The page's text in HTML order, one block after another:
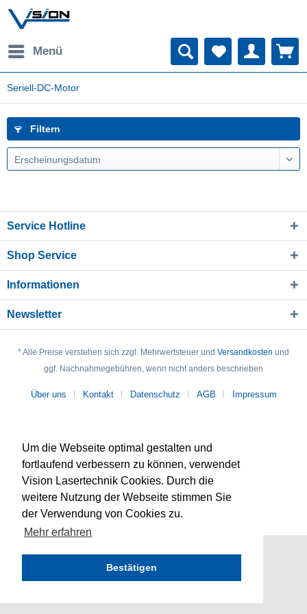
Um die Webseite optimal gestalten und
fortlaufend verbessern zu können, verwendet
Vision Lasertechnik Cookies. Durch die
weitere Nutzung der Webseite stimmen Sie
der Verwendung von Cookies zu.
Mehr erfahren
Bestätigen
Menü
Seriell-DC-Motor
Filtern
Erscheinungsdatum
Service Hotline
Shop Service
Informationen
Newsletter
* Alle Preise verstehen sich zzgl. Mehrwertsteuer und Versandkosten und
ggf. Nachnahmegebühren, wenn nicht anders beschrieben
Über uns Kontakt Datenschutz AGB Impressum